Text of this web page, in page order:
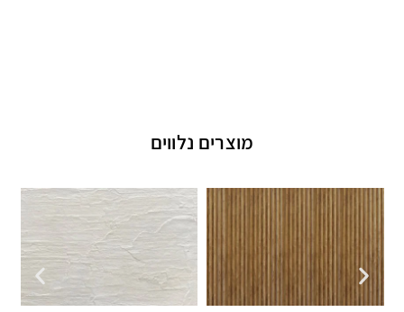
מוצרים נלווים